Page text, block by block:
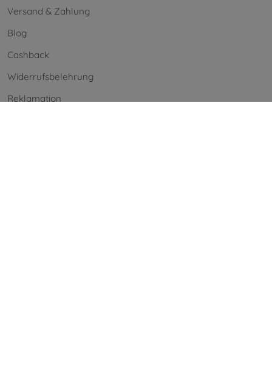
Versand & Zahlung
Blog
Cashback
Widerrufsbelehrung
Reklamation